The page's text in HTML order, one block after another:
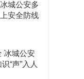
城公安多
安全防线
冰城公安
“声”入人